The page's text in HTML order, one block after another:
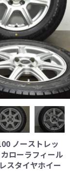
ノーストレッ
ローラフィール
スタイヤホイー